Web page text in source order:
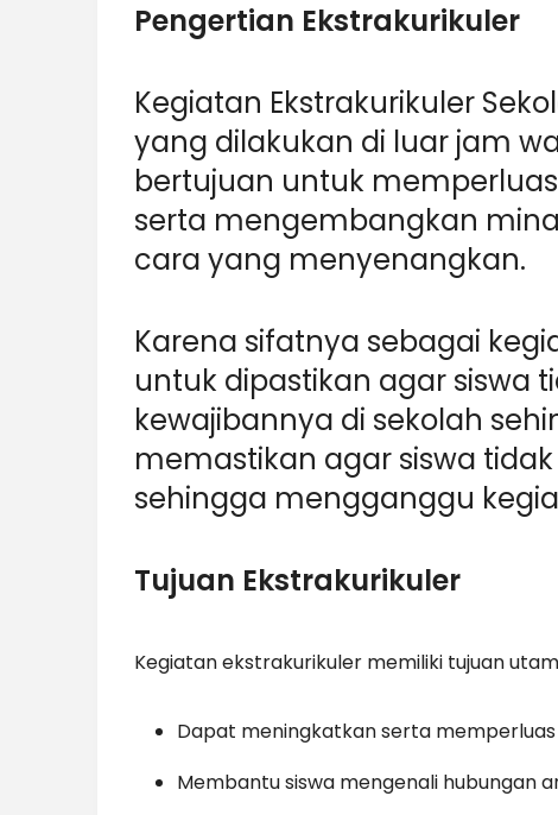
Pengertian Ekstrakurikuler
Kegiatan Ekstrakurikuler
yang dilakukan di luar jam
bertujuan untuk
serta mengembangkan
cara yang menyenangkan.
Karena sifatnya sebagai
untuk dipastikan agar siswa
kewajibannya di sekolah
memastikan agar siswa
sehingga mengganggu
Tujuan Ekstrakurikuler
Kegiatan ekstrakurikuler memiliki tujuan
Dapat meningkatkan serta
Membantu siswa mengenali hubungan